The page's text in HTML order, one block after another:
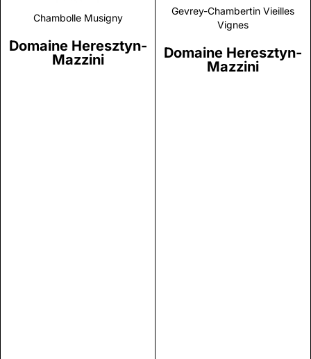
Chambolle Musigny
Domaine Heresztyn-
Mazzini
Gevrey-Chambertin Vieilles
Vignes
Domaine Heresztyn-
Mazzini